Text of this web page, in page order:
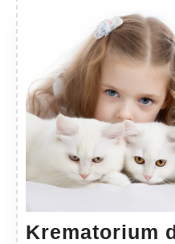
Krematorium